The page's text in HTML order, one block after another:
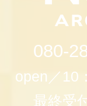
080-
open／10
最終受